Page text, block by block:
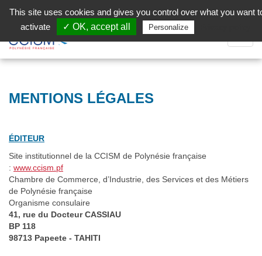
Facebook (Customer Chat) is disabled.
la
MENTIONS LÉGALES
ÉDITEUR
Site institutionnel de la CCISM de Polynésie française
: www.ccism.pf
Chambre de Commerce, d’Industrie, des Services et des Métiers
de Polynésie française
Organisme consulaire
41, rue du Docteur CASSIAU
BP 118
98713 Papeete - TAHITI
This site uses cookies and gives you control over what you want
activate
✓ OK, accept all Personalize